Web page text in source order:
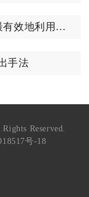
如何在少年三国志2攻略中最有效地利用元宝
手法
Reserved.
号-18